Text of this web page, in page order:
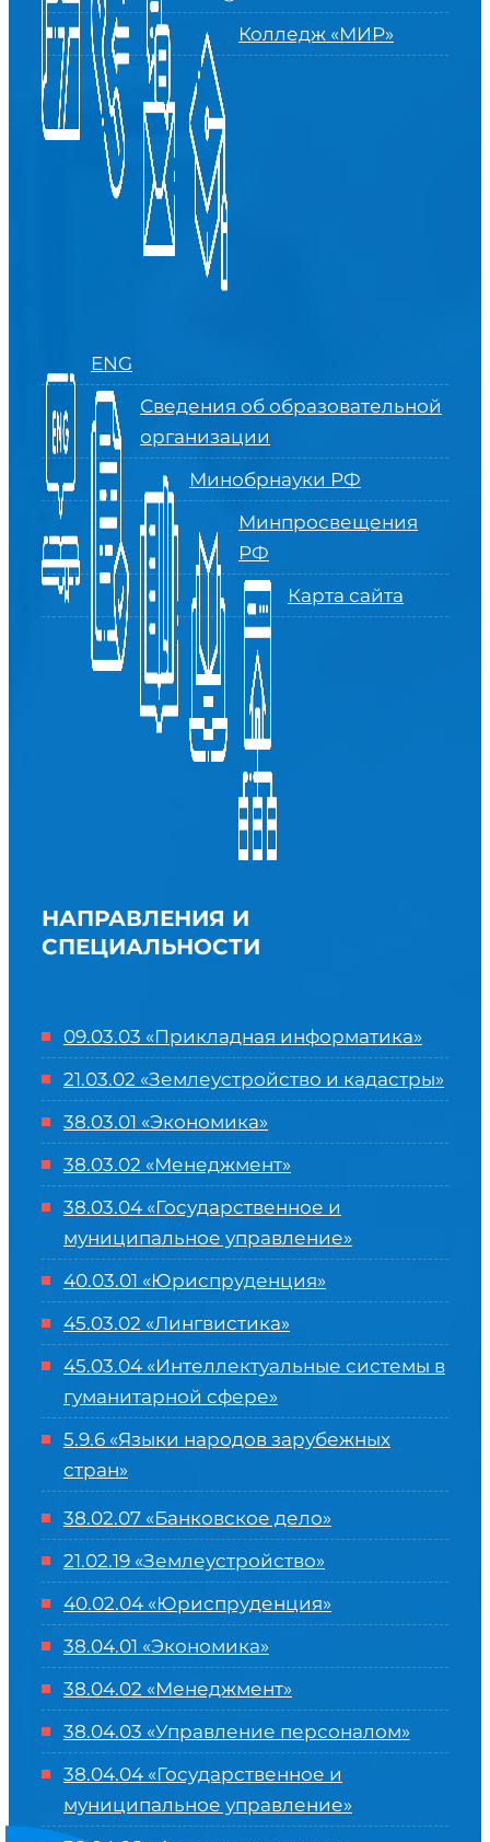
Колледж «МИР»
ENG
Сведения об образовательной
организации
Минобрнауки РФ
Минпросвещения
РФ
Карта сайта
НАПРАВЛЕНИЯ И
СПЕЦИАЛЬНОСТИ
09.03.03 «Прикладная информатика»
21.03.02 «Землеустройство и кадастры»
38.03.01 «Экономика»
38.03.02 «Менеджмент»
38.03.04 «Государственное и
муниципальное управление»
40.03.01 «Юриспруденция»
45.03.02 «Лингвистика»
45.03.04 «Интеллектуальные системы в
гуманитарной сфере»
5.9.6 «Языки народов зарубежных
стран»
38.02.07 «Банковское дело»
21.02.19 «Землеустройство»
40.02.04 «Юриспруденция»
38.04.01 «Экономика»
38.04.02 «Менеджмент»
38.04.03 «Управление персоналом»
38.04.04 «Государственное и
муниципальное управление»